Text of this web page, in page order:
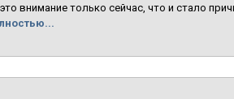
внимание только сейчас, что и стало